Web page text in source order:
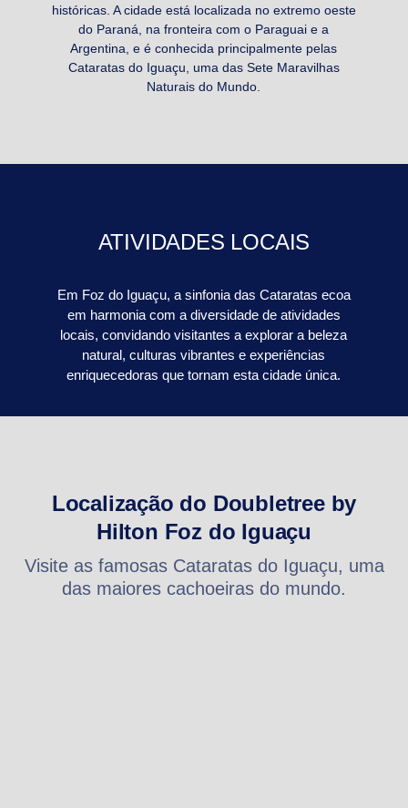
históricas. A cidade está localizada no extremo oeste
do Paraná, na fronteira com o Paraguai e a
Argentina, e é conhecida principalmente pelas
Cataratas do Iguaçu, uma das Sete Maravilhas
Naturais do Mundo.
ATIVIDADES LOCAIS
Em Foz do Iguaçu, a sinfonia das Cataratas ecoa
em harmonia com a diversidade de atividades
locais, convidando visitantes a explorar a beleza
natural, culturas vibrantes e experiências
enriquecedoras que tornam esta cidade única.
Localização do Doubletree by
Hilton Foz do Iguaçu
Visite as famosas Cataratas do Iguaçu, uma
das maiores cachoeiras do mundo.